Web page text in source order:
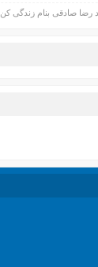
رضا صادقی بنام زندگی کن